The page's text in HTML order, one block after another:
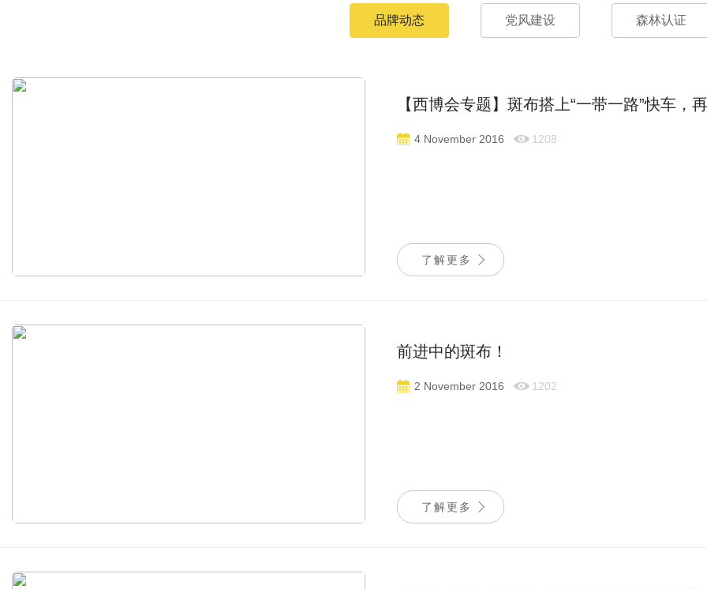
品牌动态 党风建设 森林认证
【西博会专题】斑布搭上“一带一路”快车，
4 November 2016 1208
了解更多
前进中的斑布！
2 November 2016 1202
了解更多